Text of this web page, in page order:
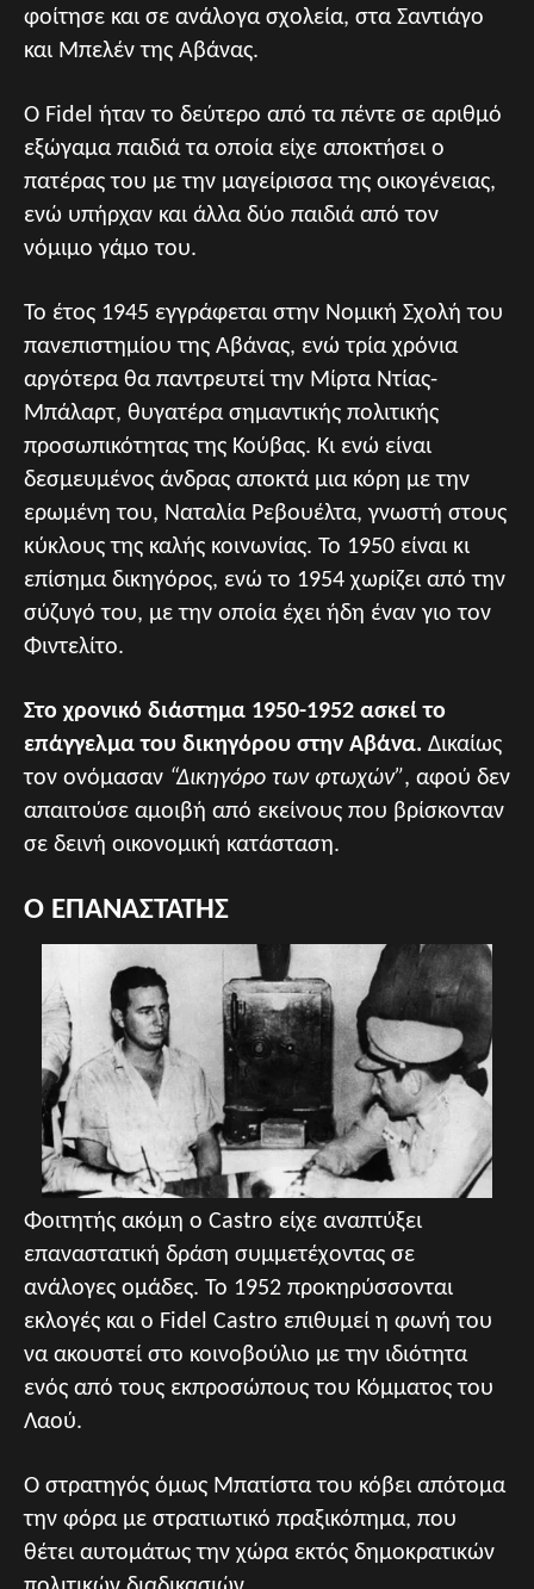
φοίτησε και σε ανάλογα σχολεία, στα Σαντιάγο
και Μπελέν της Αβάνας.
Ο Fidel ήταν το δεύτερο από τα πέντε σε αριθμό
εξώγαμα παιδιά τα οποία είχε αποκτήσει ο
πατέρας του με την μαγείρισσα της οικογένειας,
ενώ υπήρχαν και άλλα δύο παιδιά από τον
νόμιμο γάμο του.
Το έτος 1945 εγγράφεται στην Νομική Σχολή του
πανεπιστημίου της Αβάνας, ενώ τρία χρόνια
αργότερα θα παντρευτεί την Μίρτα Ντίας-
Μπάλαρτ, θυγατέρα σημαντικής πολιτικής
προσωπικότητας της Κούβας. Κι ενώ είναι
δεσμευμένος άνδρας αποκτά μια κόρη με την
ερωμένη του, Ναταλία Ρεβουέλτα, γνωστή στους
κύκλους της καλής κοινωνίας. Το 1950 είναι κι
επίσημα δικηγόρος, ενώ το 1954 χωρίζει από την
σύζυγό του, με την οποία έχει ήδη έναν γιο τον
Φιντελίτο.
Στο χρονικό διάστημα 1950-1952 ασκεί το
επάγγελμα του δικηγόρου στην Αβάνα. Δικαίως
τον ονόμασαν “Δικηγόρο των φτωχών”, αφού δεν
απαιτούσε αμοιβή από εκείνους που βρίσκονταν
σε δεινή οικονομική κατάσταση.
O ΕΠΑΝΑΣΤΑΤΗΣ
Φοιτητής ακόμη ο Castro είχε αναπτύξει
επαναστατική δράση συμμετέχοντας σε
ανάλογες ομάδες. Το 1952 προκηρύσσονται
εκλογές και ο Fidel Castro επιθυμεί η φωνή του
να ακουστεί στο κοινοβούλιο με την ιδιότητα
ενός από τους εκπροσώπους του Κόμματος του
Λαού.
Ο στρατηγός όμως Μπατίστα του κόβει απότομα
την φόρα με στρατιωτικό πραξικόπημα, που
θέτει αυτομάτως την χώρα εκτός δημοκρατικών